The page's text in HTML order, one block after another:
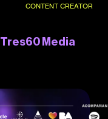
CONTENT CREATOR
Tres60 Media​